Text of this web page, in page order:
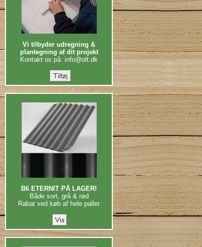
Vi tilbyder udregning &
plantegning af dit projekt
Kontakt os på: info@olt.dk
B6 ETERNIT PÅ LAGER!
Både sort, grå & rød
Rabat ved køb af hele paller